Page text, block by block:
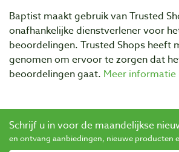
Baptist maakt gebruik van Trusted
onafhankelijke dienstverlener voor
beoordelingen. Trusted Shops heeft
genomen om ervoor te zorgen dat
beoordelingen gaat. Meer informatie
Schrijf u in voor de maandelijkse
en ontvang aanbiedingen, nieuwe producten